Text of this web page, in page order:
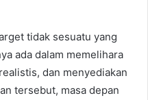
tidak sesuatu yang
ada dalam memelihara
dan menyediakan
tersebut, masa depan